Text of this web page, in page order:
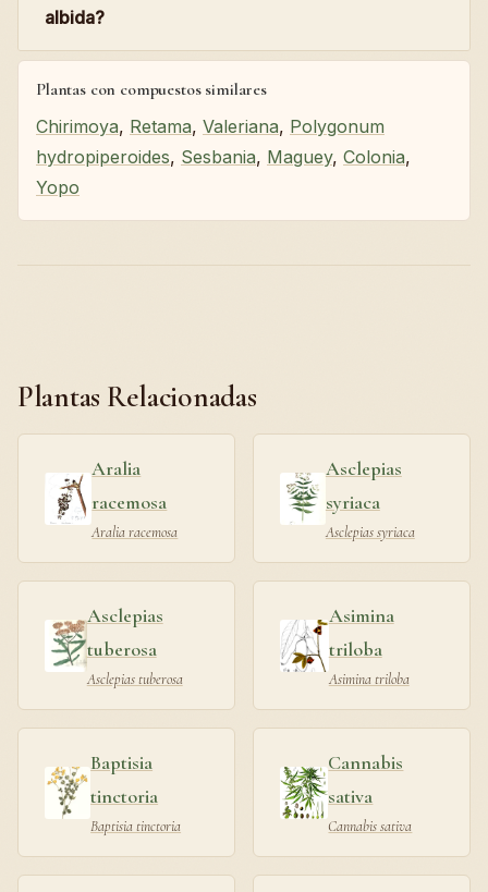
albida?
Plantas con compuestos similares
Chirimoya, Retama, Valeriana, Polygonum
hydropiperoides, Sesbania, Maguey, Colonia,
Yopo
Plantas Relacionadas
Aralia
racemosa
Aralia racemosa
Asclepias
syriaca
Asclepias syriaca
Asclepias
tuberosa
Asclepias tuberosa
Asimina
triloba
Asimina triloba
Baptisia
tinctoria
Baptisia tinctoria
Cannabis
sativa
Cannabis sativa